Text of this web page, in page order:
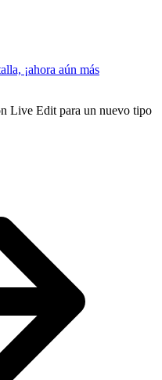
¡ahora aún más
Live Edit para un nuevo tipo